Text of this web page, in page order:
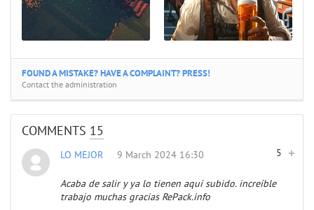
FOUND A MISTAKE? HAVE A COMPLAINT? PRESS!
Contact the administration
COMMENTS 15
5
LO MEJOR 9 March 2024 16:30
Acaba de salir y ya lo tienen aquí subido. increíble
trabajo muchas gracias RePack.info